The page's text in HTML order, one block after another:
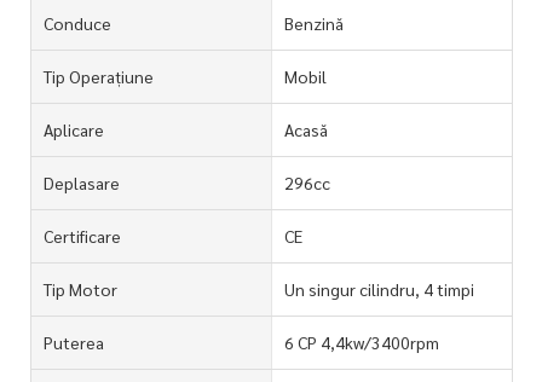
Conduce Benzină
Tip Operațiune Mobil
Aplicare Acasă
Deplasare 296cc
Certificare CE
Tip Motor Un singur cilindru, 4 timpi
Puterea 6 CP 4,4kw/3400rpm